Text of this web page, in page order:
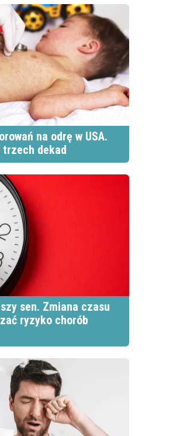
na odrę w USA.
dekad
sen. Zmiana czasu
ryzyko chorób